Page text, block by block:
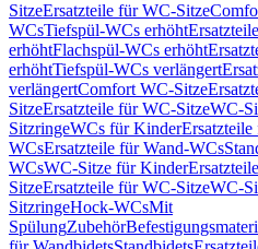
SitzeErsatzteile für WC-Sitze
WCsTiefspül-WCs erhöht
erhöhtFlachspül-WCs erhöht
erhöhtTiefspül-WCs verlängert
verlängertComfort WC-Sitze
SitzeErsatzteile für WC-SitzeWC-
SitzringeWCs für Kinder
WCsErsatzteile für Wand-WCs
WCsWC-Sitze für Kinder
SitzeErsatzteile für WC-SitzeWC-
SitzringeHock-WCsMit
SpülungZubehör